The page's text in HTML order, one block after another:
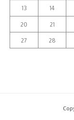
13 14
20 21
27 28